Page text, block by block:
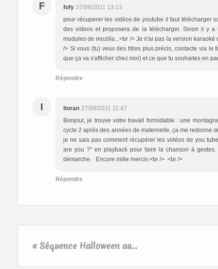
F fofy 27/08/2011 13:13
pour récuperer les vidéos de youtube il faut télécharger
des videos et proposera de la télécharger. Sinon il y
modules de mozilla...<br /> Je n'ai pas la version
/> Si vous (tu) veux des titres plus précis, contacte via
que ça va s'afficher chez moi) et ce que tu souhaites en
Répondre
I itoran 27/08/2011 11:47
Bonjour, je trouve votre travail formidable : une
cycle 2 après des années de maternelle, ça me redonne
je ne sais pas comment récupérer les vidéos de you
are you ?" en playback pour faire la chanson à
démarche. Encore mille mercis.<br /> <br />
Répondre
« Séquence Halloween au...